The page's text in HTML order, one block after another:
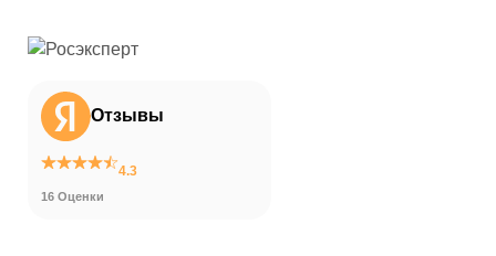
Отзывы
4.3
16 Оценки